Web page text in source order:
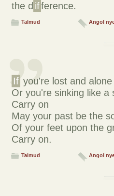
the d ifference.
Talmud Angol
If you're lost and alone
Or you're sinking like a
Carry on
May your past be the
Of your feet upon the
Carry on.
Talmud Angol